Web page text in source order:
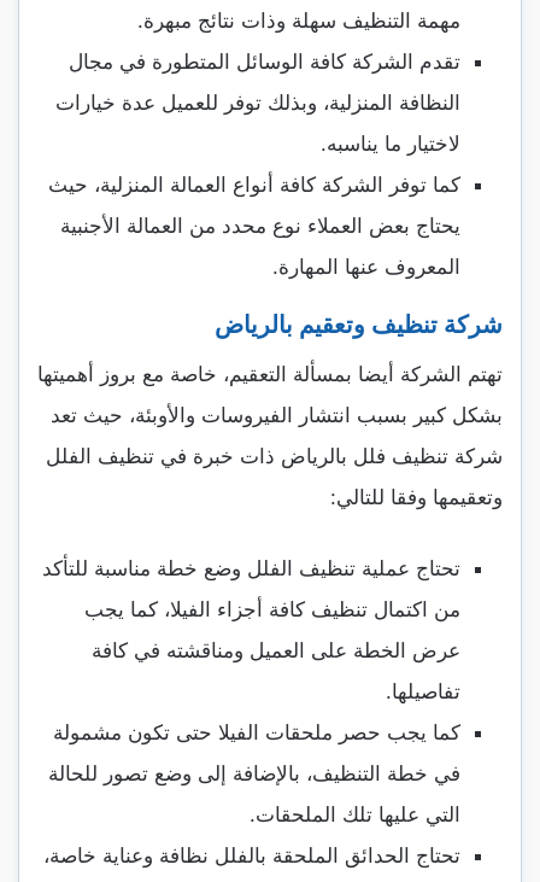
مهمة التنظيف سهلة وذات نتائج مبهرة.
تقدم الشركة كافة الوسائل المتطورة في مجال
النظافة المنزلية، وبذلك توفر للعميل عدة خيارات
لاختيار ما يناسبه.
كما توفر الشركة كافة أنواع العمالة المنزلية، حيث
يحتاج بعض العملاء نوع محدد من العمالة الأجنبية
المعروف عنها المهارة.
شركة تنظيف وتعقيم بالرياض
تهتم الشركة أيضا بمسألة التعقيم، خاصة مع بروز أهميتها
بشكل كبير بسبب انتشار الفيروسات والأوبئة، حيث تعد
شركة تنظيف فلل بالرياض ذات خبرة في تنظيف الفلل
وتعقيمها وفقا للتالي:
تحتاج عملية تنظيف الفلل وضع خطة مناسبة للتأكد
من اكتمال تنظيف كافة أجزاء الفيلا، كما يجب
عرض الخطة على العميل ومناقشته في كافة
تفاصيلها.
كما يجب حصر ملحقات الفيلا حتى تكون مشمولة
في خطة التنظيف، بالإضافة إلى وضع تصور للحالة
التي عليها تلك الملحقات.
تحتاج الحدائق الملحقة بالفلل نظافة وعناية خاصة،